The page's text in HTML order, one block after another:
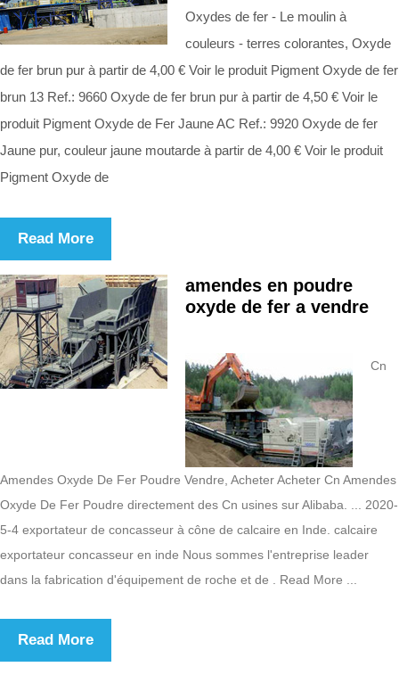
Oxydes de fer - Le moulin à
couleurs - terres colorantes, Oxyde
de fer brun pur à partir de 4,00 € Voir le produit Pigment Oxyde de fer
brun 13 Ref.: 9660 Oxyde de fer brun pur à partir de 4,50 € Voir le
produit Pigment Oxyde de Fer Jaune AC Ref.: 9920 Oxyde de fer
Jaune pur, couleur jaune moutarde à partir de 4,00 € Voir le produit
Pigment Oxyde de
Read More
amendes en poudre
oxyde de fer a vendre
Cn
Amendes Oxyde De Fer Poudre Vendre, Acheter Acheter Cn Amendes
Oxyde De Fer Poudre directement des Cn usines sur Alibaba. ... 2020-
5-4 exportateur de concasseur à cône de calcaire en Inde. calcaire
exportateur concasseur en inde Nous sommes l'entreprise leader
dans la fabrication d'équipement de roche et de . Read More ...
Read More